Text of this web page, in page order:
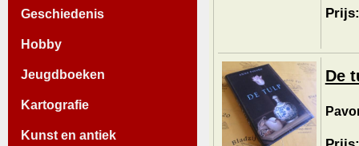
Geschiedenis
Hobby
Jeugdboeken
Kartografie
Kunst en antiek
De